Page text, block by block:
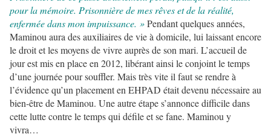
pour la mémoire. Prisonnière de mes rêves et de la réalité,
enfermée dans mon impuissance. »Pendant quelques années,
Maminou aura des auxiliaires de vie à domicile, lui laissant encore
le droit et les moyens de vivre auprès de son mari. L’accueil de
jour est mis en place en 2012, libérant ainsi le conjoint le temps
d’une journée pour souffler. Mais très vite il faut se rendre à
l’évidence qu’un placement en EHPAD était devenu nécessaire au
bien-être de Maminou. Une autre étape s’annonce difficile dans
cette lutte contre le temps qui défile et se fane. Maminou y
vivra…